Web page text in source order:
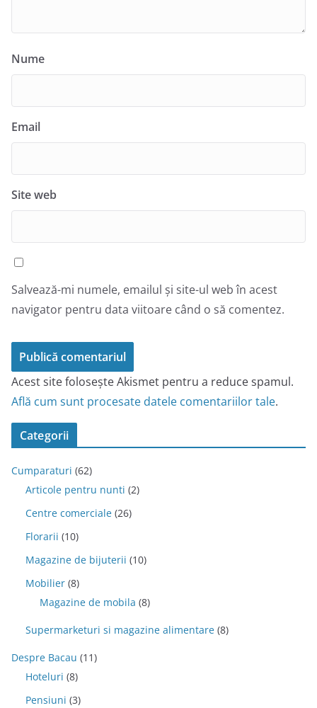
Nume
Email
Site web
Salvează-mi numele, emailul și site-ul web în acest
navigator pentru data viitoare când o să comentez.
Acest site folosește Akismet pentru a reduce spamul.
Află cum sunt procesate datele comentariilor tale.
Categorii
Cumparaturi (62)
Articole pentru nunti (2)
Centre comerciale (26)
Florarii (10)
Magazine de bijuterii (10)
Mobilier (8)
Magazine de mobila (8)
Supermarketuri si magazine alimentare (8)
Despre Bacau (11)
Hoteluri (8)
Pensiuni (3)